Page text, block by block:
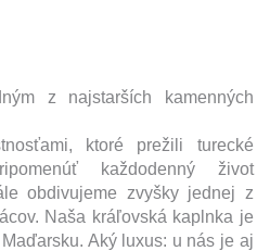
z najstarších kamenných
ktoré prežili turecké
každodenný život
obdivujeme zvyšky jednej z
Naša kráľovská kaplnka je
Aký luxus: u nás je aj